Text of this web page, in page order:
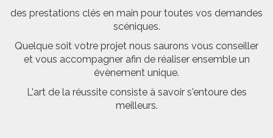
des prestations clés en main pour toutes vos demandes
scéniques.
Quelque soit votre projet nous saurons vous conseiller
et vous accompagner afin de réaliser ensemble un
évènement unique.
L'art de la réussite consiste à savoir s'entoure des
meilleurs.